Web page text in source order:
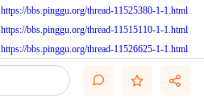
https://bbs.pinggu.org/thread-11525380-1-1.html
https://bbs.pinggu.org/thread-11515110-1-1.html
https://bbs.pinggu.org/thread-11526625-1-1.html
https://bbs.pinggu.org/thread-11506809-1-1.html
https://bbs.pinggu.org/thread-11636780-1-1.html